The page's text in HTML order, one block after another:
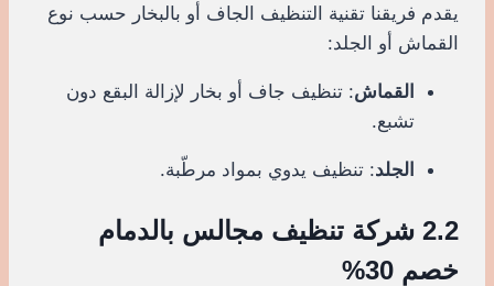
يقدم فريقنا تقنية التنظيف الجاف أو بالبخار حسب نوع
القماش أو الجلد:
القماش: تنظيف جاف أو بخار لإزالة البقع دون
تشبع.
الجلد: تنظيف يدوي بمواد مرطّبة.
2.2 شركة تنظيف مجالس بالدمام
خصم 30%